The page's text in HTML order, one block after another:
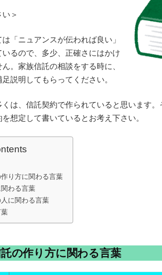
＞
「ニュアンスが伝われば良い」
いるので、多少、正確さにはかけ
。家族信託の相談をする時に、
説明してもらってください。
は、信託契約で作られていると思います。
想定して書いているとお考え下さい。
り方に関わる言葉
わる言葉
に関わる言葉
の作り方に関わる言葉